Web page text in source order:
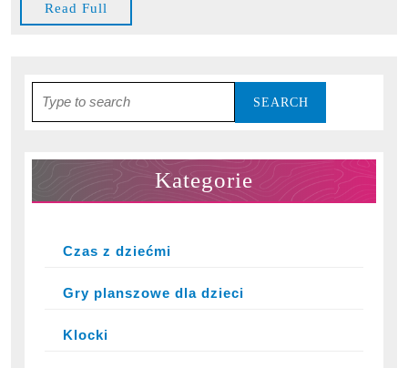
Read Full
Full
for:
Kategorie
Czas z dziećmi
Gry planszowe dla dzieci
Klocki